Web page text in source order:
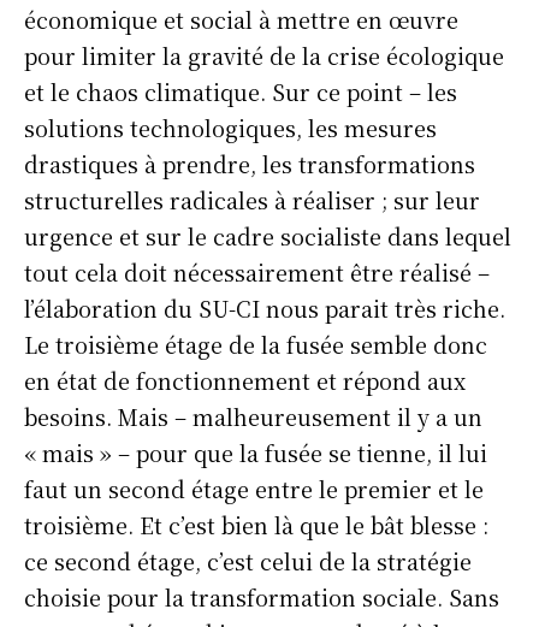
économique et social à mettre en œuvre
pour limiter la gravité de la crise écologique
et le chaos climatique. Sur ce point – les
solutions technologiques, les mesures
drastiques à prendre, les transformations
structurelles radicales à réaliser ; sur leur
urgence et sur le cadre socialiste dans lequel
tout cela doit nécessairement être réalisé –
l’élaboration du SU-CI nous parait très riche.
Le troisième étage de la fusée semble donc
en état de fonctionnement et répond aux
besoins. Mais – malheureusement il y a un
« mais » – pour que la fusée se tienne, il lui
faut un second étage entre le premier et le
troisième. Et c’est bien là que le bât blesse :
ce second étage, c’est celui de la stratégie
choisie pour la transformation sociale. Sans